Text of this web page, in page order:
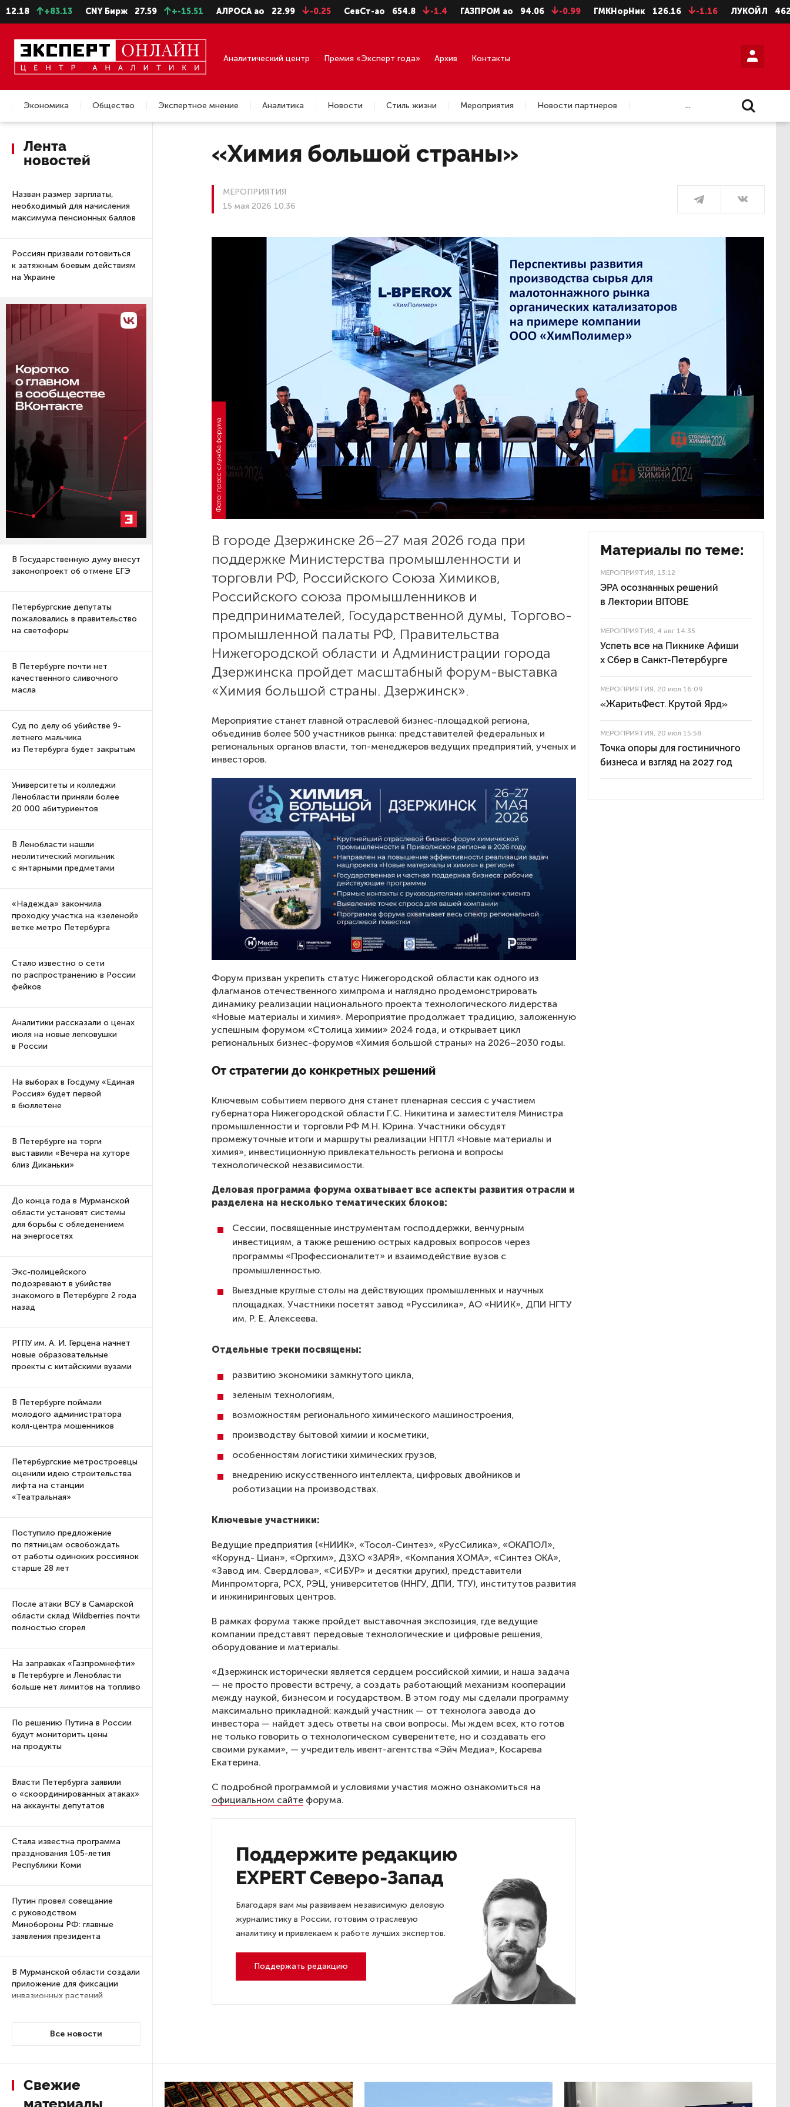
+83.13 CNY Бирж 27.59 +-15.51 АЛРОСА ао 22.99 -0.25 СевСт-ао 654.8 -1.4 ГАЗПРОМ ао 94.06 -0.99 ГМКНорНик 126.16 -1.16 ЛУКОЙЛ 4624 -8
Аналитический центр Премия «Эксперт года» Архив Контакты
Экономика Общество Экспертное мнение Аналитика Новости Стиль жизни Мероприятия
Новости партнеров
Недвижимость
...
Лента
новостей
Назван размер зарплаты,
необходимый для начисления
максимума пенсионных баллов
Россиян призвали готовиться
к затяжным боевым действиям
на Украине
В Государственную думу внесут
законопроект об отмене ЕГЭ
Петербургские депутаты
пожаловались в правительство
на светофоры
В Петербурге почти нет
качественного сливочного
масла
Суд по делу об убийстве 9-
летнего мальчика
из Петербурга будет закрытым
Университеты и колледжи
Ленобласти приняли более
20 000 абитуриентов
В Ленобласти нашли
неолитический могильник
с янтарными предметами
«Надежда» закончила
проходку участка на «зеленой»
ветке метро Петербурга
Стало известно о сети
по распространению в России
фейков
Аналитики рассказали о ценах
июля на новые легковушки
в России
На выборах в Госдуму «Единая
Россия» будет первой
в бюллетене
В Петербурге на торги
выставили «Вечера на хуторе
близ Диканьки»
До конца года в Мурманской
области установят системы
для борьбы с обледенением
на энергосетях
Экс-полицейского
подозревают в убийстве
знакомого в Петербурге 2 года
назад
РГПУ им. А. И. Герцена начнет
новые образовательные
проекты с китайскими вузами
В Петербурге поймали
молодого администратора
колл-центра мошенников
Петербургские метростроевцы
оценили идею строительства
лифта на станции
«Театральная»
Поступило предложение
по пятницам освобождать
от работы одиноких россиянок
старше 28 лет
После атаки ВСУ в Самарской
области склад Wildberries почти
полностью сгорел
На заправках «Газпромнефти»
в Петербурге и Ленобласти
больше нет лимитов на топливо
По решению Путина в России
будут мониторить цены
на продукты
Власти Петербурга заявили
о «скоординированных атаках»
на аккаунты депутатов
Стала известна программа
празднования 105-летия
Республики Коми
Путин провел совещание
с руководством
Минобороны РФ: главные
заявления президента
В Мурманской области создали
приложение для фиксации
инвазионных растений
Петербуржца будут судить
В Петербурге осудили
Все новости
«Химия большой страны»
МЕРОПРИЯТИЯ
15 мая 2026 10:36
Фото: пресс-служба форума
В городе Дзержинске 26–27 мая 2026 года при
поддержке Министерства промышленности и
торговли РФ, Российского Союза Химиков,
Российского союза промышленников и
предпринимателей, Государственной думы, Торгово-
промышленной палаты РФ, Правительства
Нижегородской области и Администрации города
Дзержинска пройдет масштабный форум-выставка
«Химия большой страны. Дзержинск».
Мероприятие станет главной отраслевой бизнес-площадкой региона,
объединив более 500 участников рынка: представителей федеральных и
региональных органов власти, топ-менеджеров ведущих предприятий, ученых и
инвесторов.
Форум призван укрепить статус Нижегородской области как одного из
флагманов отечественного химпрома и наглядно продемонстрировать
динамику реализации национального проекта технологического лидерства
«Новые материалы и химия». Мероприятие продолжает традицию, заложенную
успешным форумом «Столица химии» 2024 года, и открывает цикл
региональных бизнес-форумов «Химия большой страны» на 2026–2030 годы.
От стратегии до конкретных решений
Ключевым событием первого дня станет пленарная сессия с участием
губернатора Нижегородской области Г.С. Никитина и заместителя Министра
промышленности и торговли РФ М.Н. Юрина. Участники обсудят
промежуточные итоги и маршруты реализации НПТЛ «Новые материалы и
химия», инвестиционную привлекательность региона и вопросы
технологической независимости.
Деловая программа форума охватывает все аспекты развития отрасли и
разделена на несколько тематических блоков:
Сессии, посвященные инструментам господдержки, венчурным
инвестициям, а также решению острых кадровых вопросов через
программы «Профессионалитет» и взаимодействие вузов с
промышленностью.
Выездные круглые столы на действующих промышленных и научных
площадках. Участники посетят завод «Руссилика», АО «НИИК», ДПИ НГТУ
им. Р. Е. Алексеева.
Отдельные треки посвящены:
развитию экономики замкнутого цикла,
зеленым технологиям,
возможностям регионального химического машиностроения,
производству бытовой химии и косметики,
особенностям логистики химических грузов,
внедрению искусственного интеллекта, цифровых двойников и
роботизации на производствах.
Ключевые участники:
Ведущие предприятия («НИИК», «Тосол-Синтез», «РусСилика», «ОКАПОЛ»,
«Корунд- Циан», «Оргхим», ДЗХО «ЗАРЯ», «Компания ХОМА», «Синтез ОКА»,
«Завод им. Свердлова», «СИБУР» и десятки других), представители
Минпромторга, РСХ, РЭЦ, университетов (ННГУ, ДПИ, ТГУ), институтов развития
и инжиниринговых центров.
В рамках форума также пройдет выставочная экспозиция, где ведущие
компании представят передовые технологические и цифровые решения,
оборудование и материалы.
«Дзержинск исторически является сердцем российской химии, и наша задача
— не просто провести встречу, а создать работающий механизм кооперации
между наукой, бизнесом и государством. В этом году мы сделали программу
максимально прикладной: каждый участник — от технолога завода до
инвестора — найдет здесь ответы на свои вопросы. Мы ждем всех, кто готов
не только говорить о технологическом суверенитете, но и создавать его
своими руками», — учредитель ивент-агентства «Эйч Медиа», Косарева
Екатерина.
С подробной программой и условиями участия можно ознакомиться на
официальном сайте форума.
Поддержите редакцию
EXPERT Северо-Запад
Благодаря вам мы развиваем независимую деловую
журналистику в России, готовим отраслевую
аналитику и привлекаем к работе лучших экспертов.
Поддержать редакцию
Материалы по теме:
МЕРОПРИЯТИЯ, 13:12
ЭРА осознанных решений
в Лектории BITOBE
МЕРОПРИЯТИЯ, 4 авг 14:35
Успеть все на Пикнике Афиши
x Сбер в Санкт-Петербурге
МЕРОПРИЯТИЯ, 20 июл 16:09
«ЖаритьФест. Крутой Ярд»
МЕРОПРИЯТИЯ, 20 июл 15:58
Точка опоры для гостиничного
бизнеса и взгляд на 2027 год
Свежие